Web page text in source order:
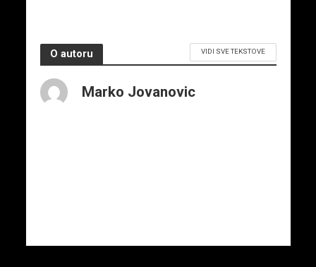
O autoru VIDI SVE TEKSTOVE
Marko Jovanovic